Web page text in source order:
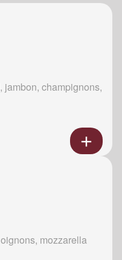
jambon, champignons,
mozzarella